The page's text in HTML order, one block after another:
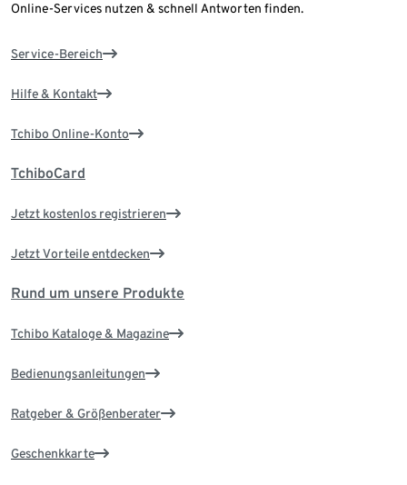
Online-Services nutzen & schnell Antworten finden.
Service-Bereich
Hilfe & Kontakt
Tchibo Online-Konto
TchiboCard
Jetzt kostenlos registrieren
Jetzt Vorteile entdecken
Rund um unsere Produkte
Tchibo Kataloge & Magazine
Bedienungsanleitungen
Ratgeber & Größenberater
Geschenkkarte